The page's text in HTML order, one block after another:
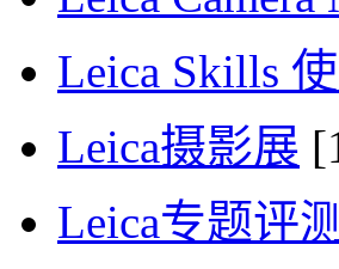
Leica Skills
Leica摄影展
Leica专题评测